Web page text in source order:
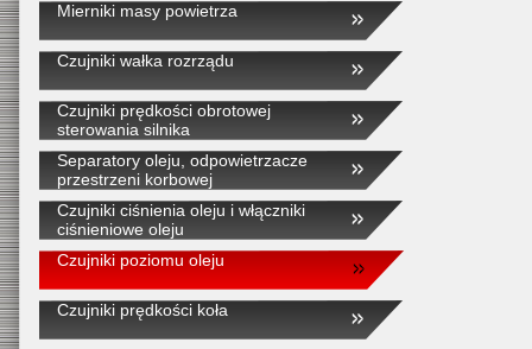
Mierniki masy powietrza
Czujniki wałka rozrządu
Czujniki prędkości obrotowej
sterowania silnika
Separatory oleju, odpowietrzacze
przestrzeni korbowej
Czujniki ciśnienia oleju i włączniki
ciśnieniowe oleju
Czujniki poziomu oleju
Czujniki prędkości koła